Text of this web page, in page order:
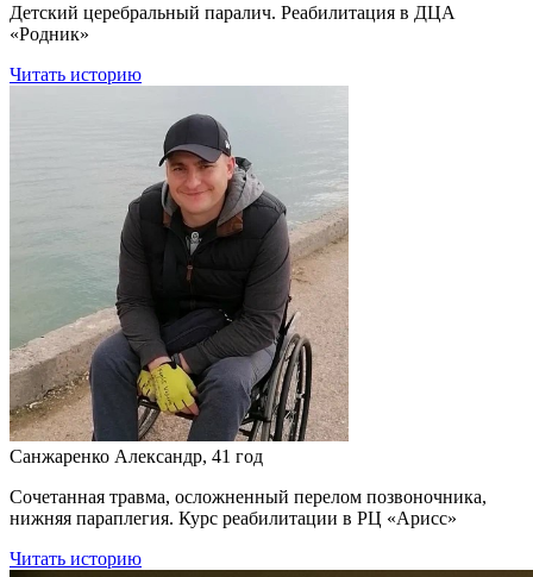
Детский церебральный паралич. Реабилитация в ДЦА
«Родник»
Читать историю
Санжаренко Александр, 41 год
Сочетанная травма, осложненный перелом позвоночника,
нижняя параплегия. Курс реабилитации в РЦ «Арисс»
Читать историю